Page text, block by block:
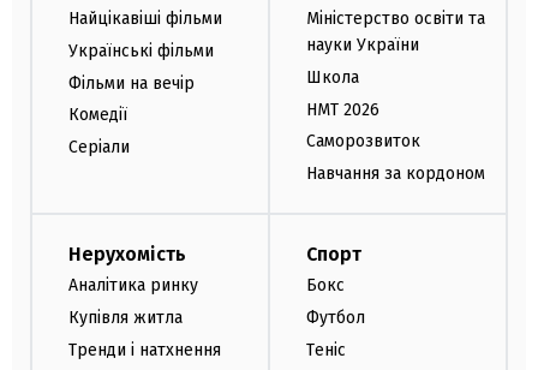
Найцікавіші фільми
Українські фільми
Фільми на вечір
Комедії
Серіали
Міністерство освіти та
науки України
Школа
НМТ 2026
Саморозвиток
Навчання за кордоном
Нерухомість
Аналітика ринку
Купівля житла
Тренди і натхнення
Спорт
Бокс
Футбол
Теніс